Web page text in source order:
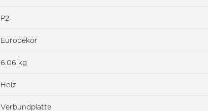
P2
Eurodekor
6.06 kg
Holz
Verbundplatte